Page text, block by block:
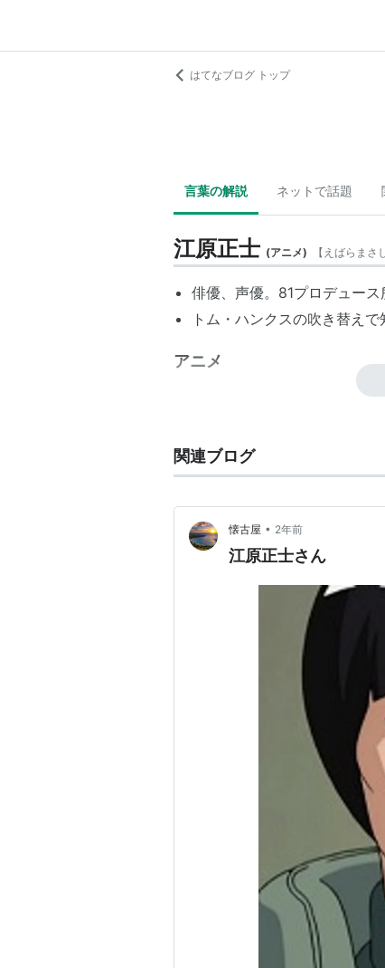
はてなブログ トップ
言葉の解説 ネットで話題
江原正士 (アニメ) 【 えばらまさ
俳優、声優。81プロデュース
トム・ハンクスの吹き替えで
アニメ
EAT-MAN （ボルト・クラ
NARUTO-ナルト- （マイト
ジャイアント・ロボ THE
鋼の錬金術師（ホーエンハ
灼眼のシャナ（アラストール）
アリーmyラブ （ジョン・ケ
宇宙船レッドドワーフ号 （
関連ブログ
懐古屋 • 2年前
江原正士さん